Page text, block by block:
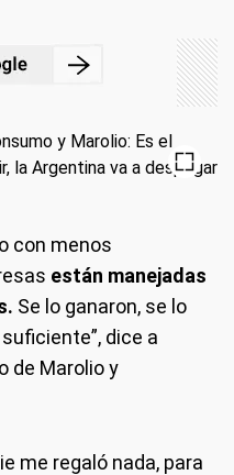
con menos
están manejadas
Se lo ganaron, se lo
dice a
de Marolio y
me regaló nada, para